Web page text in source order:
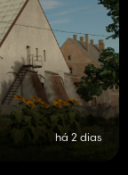
há 2 dias